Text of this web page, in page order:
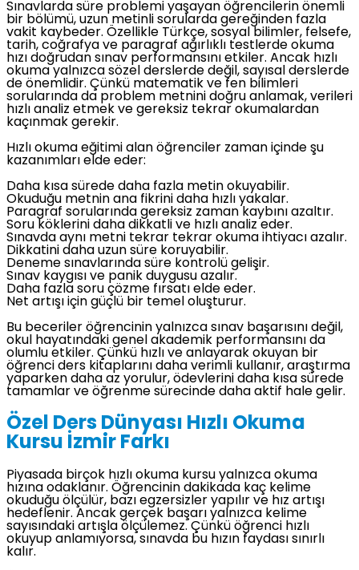
Sınavlarda süre problemi yaşayan öğrencilerin önemli
bir bölümü, uzun metinli sorularda gereğinden fazla
vakit kaybeder. Özellikle Türkçe, sosyal bilimler, felsefe,
tarih, coğrafya ve paragraf ağırlıklı testlerde okuma
hızı doğrudan sınav performansını etkiler. Ancak hızlı
okuma yalnızca sözel derslerde değil, sayısal derslerde
de önemlidir. Çünkü matematik ve fen bilimleri
sorularında da problem metnini doğru anlamak, verileri
hızlı analiz etmek ve gereksiz tekrar okumalardan
kaçınmak gerekir.
Hızlı okuma eğitimi alan öğrenciler zaman içinde şu
kazanımları elde eder:
Daha kısa sürede daha fazla metin okuyabilir.
Okuduğu metnin ana fikrini daha hızlı yakalar.
Paragraf sorularında gereksiz zaman kaybını azaltır.
Soru köklerini daha dikkatli ve hızlı analiz eder.
Sınavda aynı metni tekrar tekrar okuma ihtiyacı azalır.
Dikkatini daha uzun süre koruyabilir.
Deneme sınavlarında süre kontrolü gelişir.
Sınav kaygısı ve panik duygusu azalır.
Daha fazla soru çözme fırsatı elde eder.
Net artışı için güçlü bir temel oluşturur.
Bu beceriler öğrencinin yalnızca sınav başarısını değil,
okul hayatındaki genel akademik performansını da
olumlu etkiler. Çünkü hızlı ve anlayarak okuyan bir
öğrenci ders kitaplarını daha verimli kullanır, araştırma
yaparken daha az yorulur, ödevlerini daha kısa sürede
tamamlar ve öğrenme sürecinde daha aktif hale gelir.
Özel Ders Dünyası Hızlı Okuma
Kursu İzmir Farkı
Piyasada birçok hızlı okuma kursu yalnızca okuma
hızına odaklanır. Öğrencinin dakikada kaç kelime
okuduğu ölçülür, bazı egzersizler yapılır ve hız artışı
hedeflenir. Ancak gerçek başarı yalnızca kelime
sayısındaki artışla ölçülemez. Çünkü öğrenci hızlı
okuyup anlamıyorsa, sınavda bu hızın faydası sınırlı
kalır.